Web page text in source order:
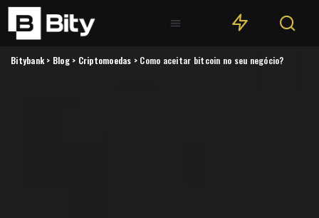
Bitybank > Blog> Criptomoedas > Como aceitar bitcoin no seu negócio?